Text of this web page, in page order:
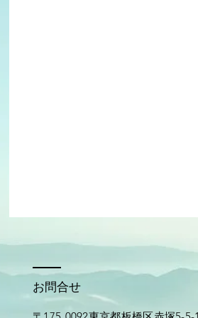
​お問合せ